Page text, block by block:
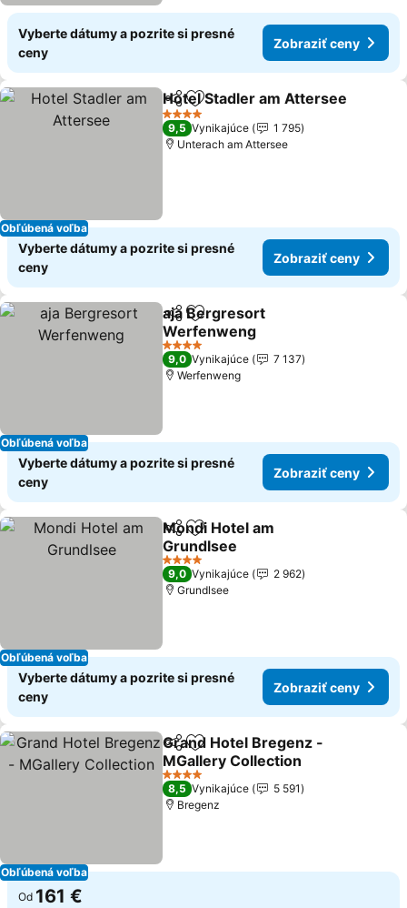
Vyberte dátumy a pozrite si presné
ceny
Zobraziť ceny
Obľúbená voľba
ZdieľaťPridať do obľúbených
Hotel Stadler am Attersee
4 Počet hviezdičiek
9,5 Vynikajúce
1 795
Unterach am Attersee
Vyberte dátumy a pozrite si presné
ceny
Zobraziť ceny
Obľúbená voľba
ZdieľaťPridať do obľúbených
aja Bergresort
Werfenweng
4 Počet hviezdičiek
9,0 Vynikajúce
7 137
Werfenweng
Vyberte dátumy a pozrite si presné
ceny
Zobraziť ceny
Obľúbená voľba
ZdieľaťPridať do obľúbených
Mondi Hotel am
Grundlsee
4 Počet hviezdičiek
9,0 Vynikajúce
2 962
Grundlsee
Vyberte dátumy a pozrite si presné
ceny
Zobraziť ceny
Obľúbená voľba
ZdieľaťPridať do obľúbených
Grand Hotel Bregenz -
MGallery Collection
4 Počet hviezdičiek
8,5 Vynikajúce
5 591
Bregenz
Od 161 €